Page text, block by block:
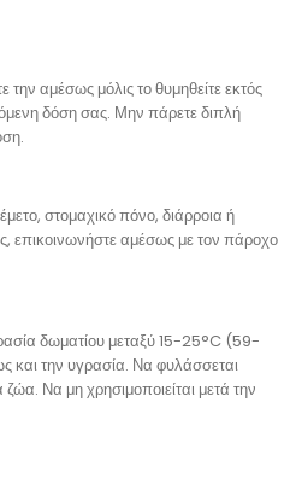
αμέσως μόλις το θυμηθείτε εκτός
δόση σας. Μην πάρετε διπλή
στομαχικό πόνο, διάρροια ή
επικοινωνήστε αμέσως με τον πάροχο
δωματίου μεταξύ 15-25°C (59-
και την υγρασία. Να φυλάσσεται
ζώα. Να μη χρησιμοποιείται μετά την